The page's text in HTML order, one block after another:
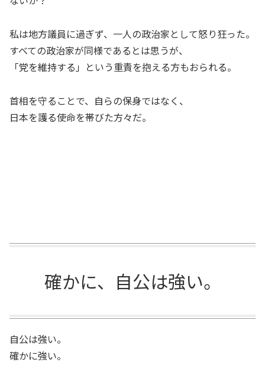
私は地方議員に過ぎず、一人の政治家として怒り狂った。
すべての政治家が同様であるとは思うが、
「党を維持する」という重責を抱える方もおられる。
首相を守ることで、自らの保身ではなく、
日本を護る使命を帯びた方々だ。
確かに、自公は強い。
自公は強い。
確かに強い。